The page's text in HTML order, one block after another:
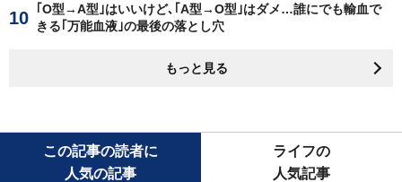
｢O型→A型｣はいいけど､｢A型→O型｣はダメ…誰にでも輸血で
きる｢万能血液｣の最後の落とし穴
もっと見る
この記事の読者に
人気の記事
ライフの
人気記事